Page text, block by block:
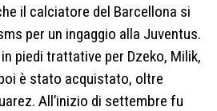
il calciatore del Barcellona si
per un ingaggio alla Juventus.
piedi trattative per Dzeko, Milik,
è stato acquistato, oltre
All’inizio di settembre fu